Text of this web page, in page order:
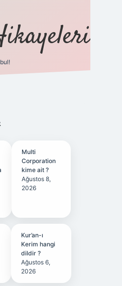
Multi
Corporation
kime ait ?
Ağustos 8,
2026
Kur’an-ı
Kerim hangi
dildir ?
Ağustos 6,
2026